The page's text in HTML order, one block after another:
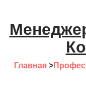
Главная>